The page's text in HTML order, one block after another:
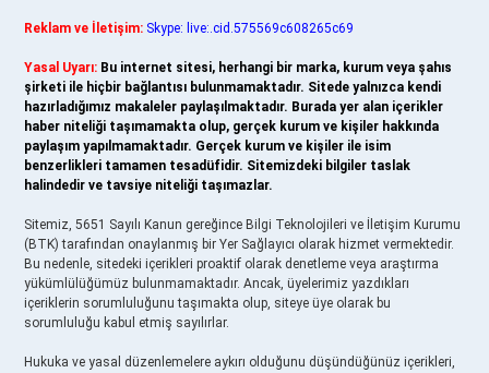
Reklam ve İletişim: Skype: live:.cid.575569c608265c69
Yasal Uyarı: Bu internet sitesi, herhangi bir marka, kurum veya şahıs
şirketi ile hiçbir bağlantısı bulunmamaktadır. Sitede yalnızca kendi
hazırladığımız makaleler paylaşılmaktadır. Burada yer alan içerikler
haber niteliği taşımamakta olup, gerçek kurum ve kişiler hakkında
paylaşım yapılmamaktadır. Gerçek kurum ve kişiler ile isim
benzerlikleri tamamen tesadüfidir. Sitemizdeki bilgiler taslak
halindedir ve tavsiye niteliği taşımazlar.
Sitemiz, 5651 Sayılı Kanun gereğince Bilgi Teknolojileri ve İletişim Kurumu
(BTK) tarafından onaylanmış bir Yer Sağlayıcı olarak hizmet vermektedir.
Bu nedenle, sitedeki içerikleri proaktif olarak denetleme veya araştırma
yükümlülüğümüz bulunmamaktadır. Ancak, üyelerimiz yazdıkları
içeriklerin sorumluluğunu taşımakta olup, siteye üye olarak bu
sorumluluğu kabul etmiş sayılırlar.
Hukuka ve yasal düzenlemelere aykırı olduğunu düşündüğünüz içerikleri,